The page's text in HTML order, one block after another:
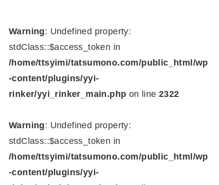
Warning: Undefined property:
stdClass::$access_token in
/home/ttsyimi/tatsumono.com/public_html/wp
-content/plugins/yyi-
rinker/yyi_rinker_main.php on line2322
Warning: Undefined property:
stdClass::$access_token in
/home/ttsyimi/tatsumono.com/public_html/wp
-content/plugins/yyi-